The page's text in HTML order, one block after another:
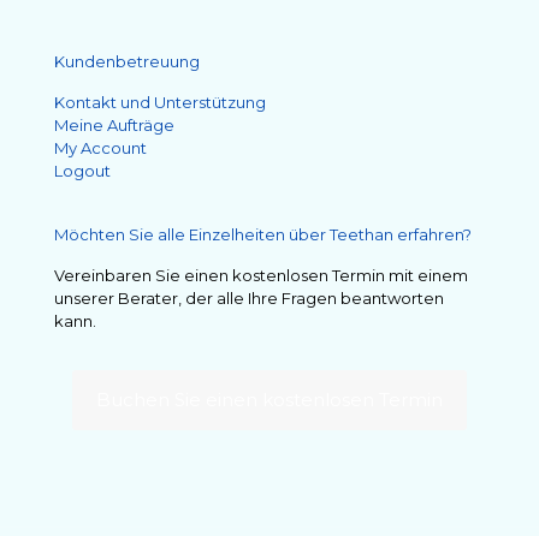
Kundenbetreuung
Kontakt und Unterstützung
Meine Aufträge
My Account
Logout
Möchten Sie alle Einzelheiten über Teethan erfahren?
Vereinbaren Sie einen kostenlosen Termin mit einem
unserer Berater, der alle Ihre Fragen beantworten
kann.